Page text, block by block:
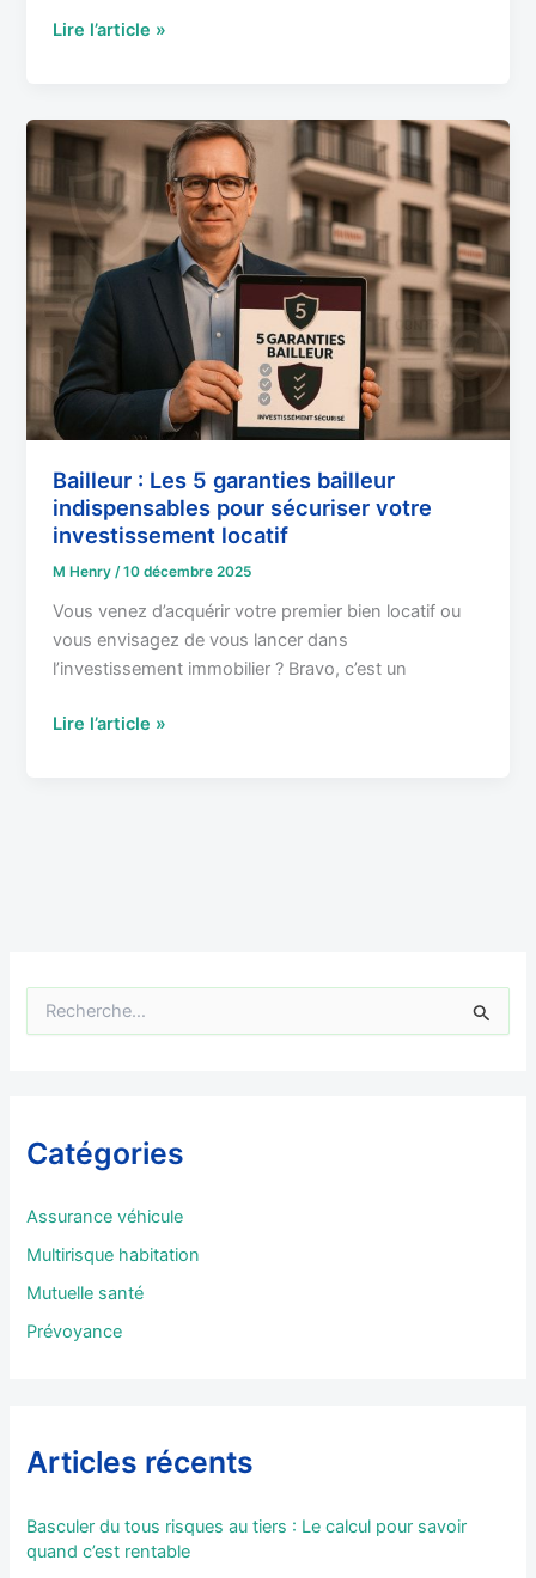
Lire l’article »
Bailleur : Les 5 garanties bailleur
indispensables pour sécuriser votre
investissement locatif
M Henry/10 décembre 2025
Vous venez d’acquérir votre premier bien locatif ou
vous envisagez de vous lancer dans
l’investissement immobilier ? Bravo, c’est un
Bailleur
5
garanties
bailleur
indispensables
pour
sécuriser
votre
investissement
Lire l’article »
e
c
r
Catégories
Assurance véhicule
Multirisque habitation
Mutuelle santé
Prévoyance
Articles récents
Basculer du tous risques au tiers : Le calcul pour savoir
quand c’est rentable